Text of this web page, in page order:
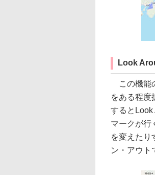
Look
この機能
をある程度
すると
マークが行
を変えたり
ン・アウト